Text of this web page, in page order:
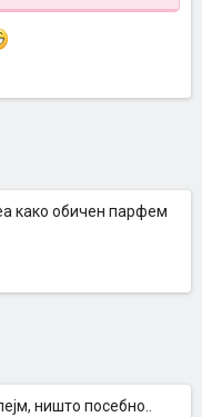
како обичен парфем
ништо посебно..